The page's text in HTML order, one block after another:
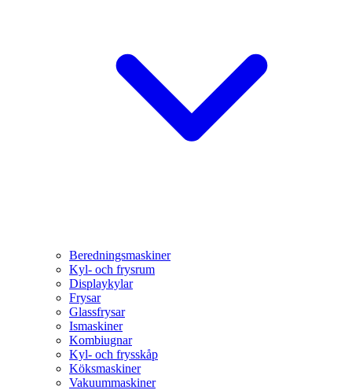
Beredningsmaskiner
Kyl- och frysrum
Displaykylar
Frysar
Glassfrysar
Ismaskiner
Kombiugnar
Kyl- och frysskåp
Köksmaskiner
Vakuummaskiner